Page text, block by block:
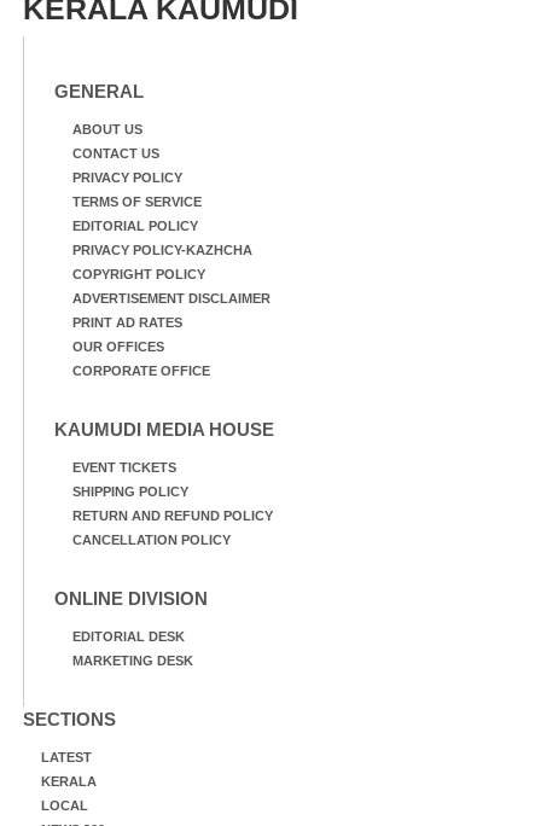
KERALA KAUMUDI
GENERAL
ABOUT US
CONTACT US
PRIVACY POLICY
TERMS OF SERVICE
EDITORIAL POLICY
PRIVACY POLICY-KAZHCHA
COPYRIGHT POLICY
ADVERTISEMENT DISCLAIMER
PRINT AD RATES
OUR OFFICES
CORPORATE OFFICE
KAUMUDI MEDIA HOUSE
EVENT TICKETS
SHIPPING POLICY
RETURN AND REFUND POLICY
CANCELLATION POLICY
ONLINE DIVISION
EDITORIAL DESK
MARKETING DESK
SECTIONS
LATEST
KERALA
LOCAL